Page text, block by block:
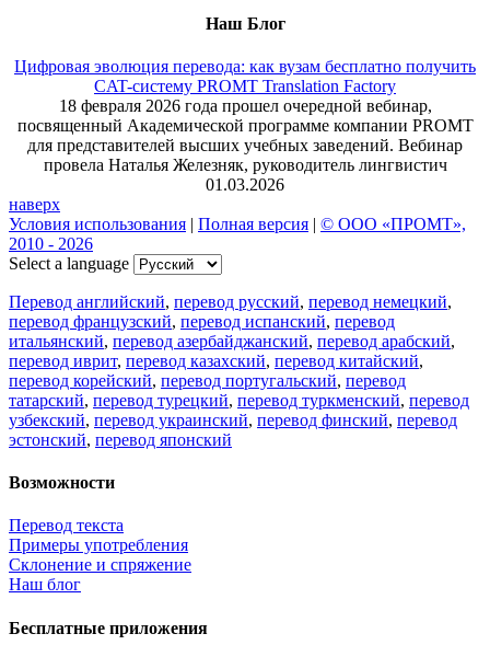
Наш Блог
Цифровая эволюция перевода: как вузам бесплатно получить
CAT-систему PROMT Translation Factory
18 февраля 2026 года прошел очередной вебинар,
посвященный Академической программе компании PROMT
для представителей высших учебных заведений. Вебинар
провела Наталья Железняк, руководитель лингвистич
01.03.2026
наверх
Условия использования | Полная версия | © ООО «ПРОМТ»,
2010 - 2026
Select a language
Перевод английский, перевод русский, перевод немецкий,
перевод французский, перевод испанский, перевод
итальянский, перевод азербайджанский, перевод арабский,
перевод иврит, перевод казахский, перевод китайский,
перевод корейский, перевод португальский, перевод
татарский, перевод турецкий, перевод туркменский, перевод
узбекский, перевод украинский, перевод финский, перевод
эстонский, перевод японский
Возможности
Перевод текста
Примеры употребления
Склонение и спряжение
Наш блог
Бесплатные приложения